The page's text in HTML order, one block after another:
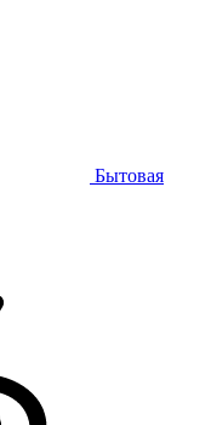
Бытовая